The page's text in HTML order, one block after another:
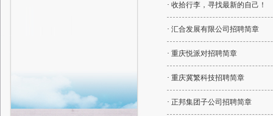
· 收拾行李，寻找最新的自己！
· 汇合发展有限公司招聘简章
· 重庆悦派对招聘简章
· 重庆冀繁科技招聘简章
· 正邦集团子公司招聘简章